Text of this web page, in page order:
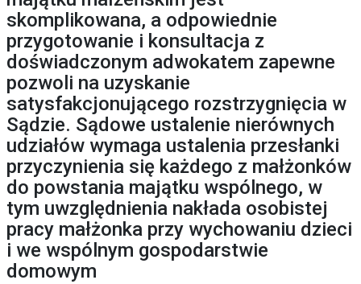
skomplikowana, a odpowiednie
przygotowanie i konsultacja z
doświadczonym adwokatem zapewne
pozwoli na uzyskanie
satysfakcjonującego rozstrzygnięcia w
Sądzie. Sądowe ustalenie nierównych
udziałów wymaga ustalenia przesłanki
przyczynienia się każdego z małżonków
do powstania majątku wspólnego, w
tym uwzględnienia nakłada osobistej
pracy małżonka przy wychowaniu dzieci
i we wspólnym gospodarstwie
domowym